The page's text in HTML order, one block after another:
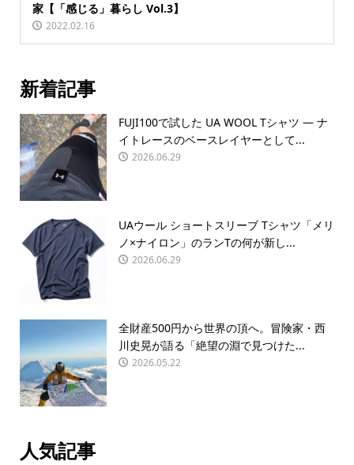
家【「感じる」暮らし Vol.3】
2022.02.16
新着記事
FUJI100で試した UA WOOL Tシャツ — ナ
イトレースのベースレイヤーとして...
2026.06.29
UAウール ショートスリーブ Tシャツ「メリ
ノ×ナイロン」のランTの何が新し...
2026.06.29
全財産500円から世界の頂へ。冒険家・西
川史晃が語る「絶望の淵で見つけた...
2026.05.22
人気記事